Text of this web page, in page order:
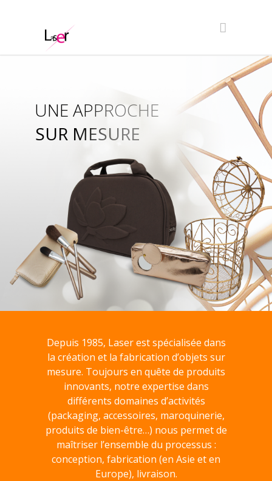
SUR MESURE
UNE APPROCHE
Depuis 1985, Laser est spécialisée dans
la création et la fabrication d’objets sur
mesure. Toujours en quête de produits
innovants, notre expertise dans
différents domaines d’activités
(packaging, accessoires, maroquinerie,
produits de bien-être…) nous permet de
maîtriser l’ensemble du processus :
conception, fabrication (en Asie et en
Europe), livraison.